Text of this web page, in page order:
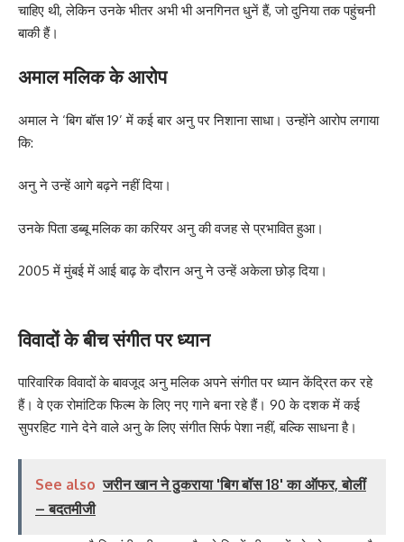
चाहिए थी, लेकिन उनके भीतर अभी भी अनगिनत धुनें हैं, जो दुनिया तक पहुंचनी
बाकी हैं।
अमाल मलिक के आरोप
अमाल ने ‘बिग बॉस 19’ में कई बार अनु पर निशाना साधा। उन्होंने आरोप लगाया
कि:
अनु ने उन्हें आगे बढ़ने नहीं दिया।
उनके पिता डब्बू मलिक का करियर अनु की वजह से प्रभावित हुआ।
2005 में मुंबई में आई बाढ़ के दौरान अनु ने उन्हें अकेला छोड़ दिया।
विवादों के बीच संगीत पर ध्यान
पारिवारिक विवादों के बावजूद अनु मलिक अपने संगीत पर ध्यान केंद्रित कर रहे
हैं। वे एक रोमांटिक फिल्म के लिए नए गाने बना रहे हैं। 90 के दशक में कई
सुपरहिट गाने देने वाले अनु के लिए संगीत सिर्फ पेशा नहीं, बल्कि साधना है।
See also जरीन खान ने ठुकराया 'बिग बॉस 18' का ऑफर, बोलीं
– बदतमीजी